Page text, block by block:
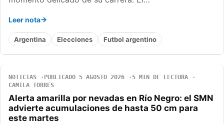
Leer nota
Argentina Elecciones Futbol argentino
NOTICIAS PUBLICADO 5 AGOSTO 2026
5 MIN DE LECTURA
CAMILA TORRES
Alerta amarilla por nevadas en Río Negro: el SMN
advierte acumulaciones de hasta 50 cm para
este martes